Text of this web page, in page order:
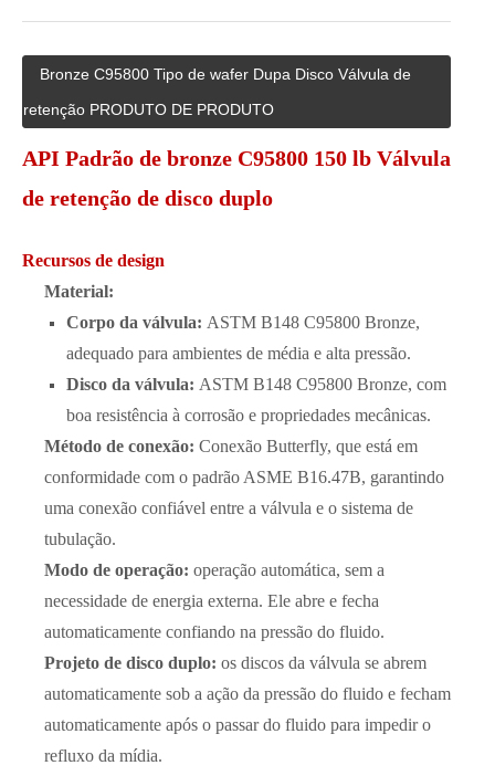
Bronze C95800 Tipo de wafer Dupa Disco Válvula de
retenção PRODUTO DE PRODUTO
API Padrão de bronze C95800 150 lb Válvula
de retenção de disco duplo
Recursos de design
Material:
Corpo da válvula: ASTM B148 C95800 Bronze,
adequado para ambientes de média e alta pressão.
Disco da válvula: ASTM B148 C95800 Bronze, com
boa resistência à corrosão e propriedades mecânicas.
Método de conexão: Conexão Butterfly, que está em
conformidade com o padrão ASME B16.47B, garantindo
uma conexão confiável entre a válvula e o sistema de
tubulação.
Modo de operação: operação automática, sem a
necessidade de energia externa. Ele abre e fecha
automaticamente confiando na pressão do fluido.
Projeto de disco duplo: os discos da válvula se abrem
automaticamente sob a ação da pressão do fluido e fecham
automaticamente após o passar do fluido para impedir o
refluxo da mídia.